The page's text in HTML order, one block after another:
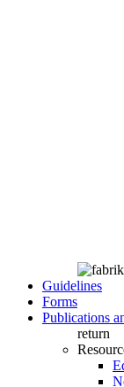
Guidelines
Forms
Publications
return